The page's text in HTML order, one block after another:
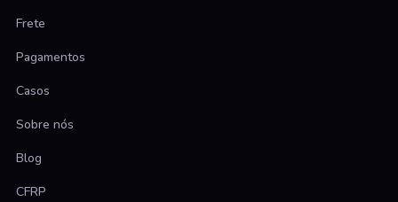
Frete
Pagamentos
Casos
Sobre nós
Blog
CFRP